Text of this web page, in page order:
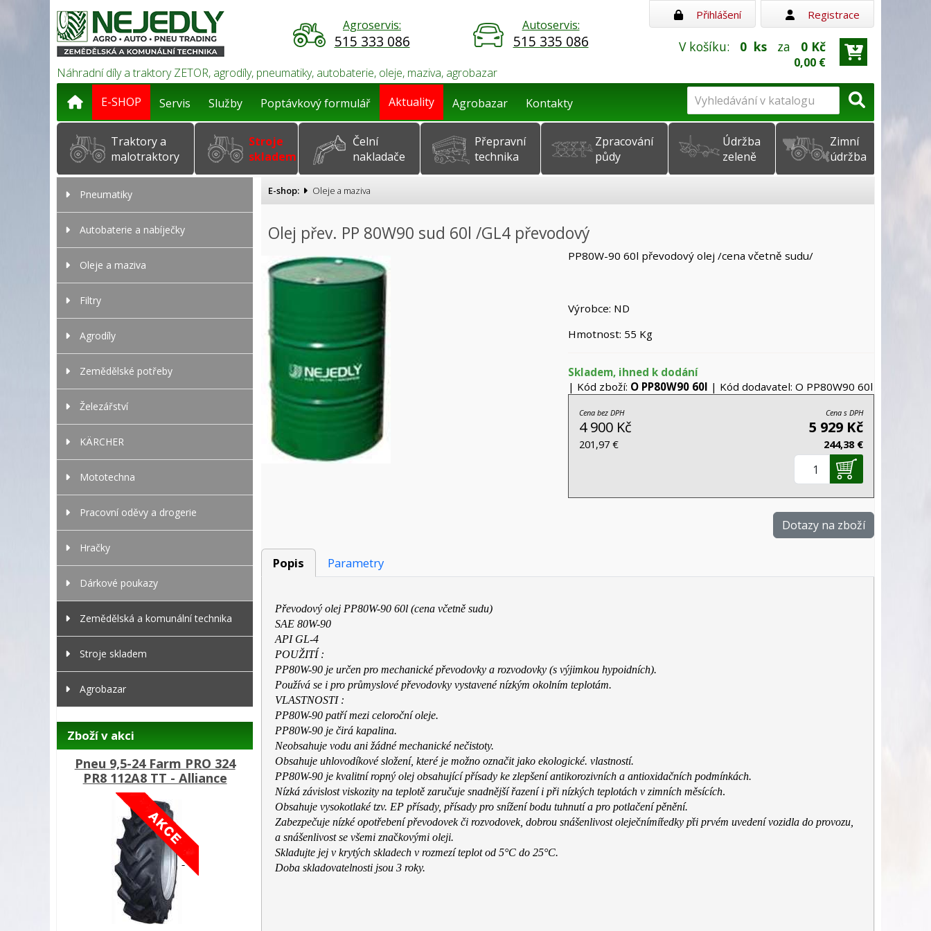
Přihlášení Registrace
Náhradní díly a traktory ZETOR, agrodíly, pneumatiky, autobaterie, oleje, maziva, agrobazar
Agroservis:
515 333 086
Autoservis:
515 335 086 V košíku: 0 ks za 0 Kč
0,00 €
E-SHOP Servis Služby Poptávkový formulář Aktuality Agrobazar Kontakty
Traktory a
malotraktory
Stroje
skladem
Čelní
nakladače
Přepravní
technika
Zpracování
půdy
Údržba
zeleně
Zimní
údržba
Pneumatiky
Autobaterie a nabíječky
Oleje a maziva
Filtry
Agrodíly
Zemědělské potřeby
Železářství
KÄRCHER
Mototechna
Pracovní oděvy a drogerie
Hračky
Dárkové poukazy
Zemědělská a komunální technika
Stroje skladem
Agrobazar
Zboží v akci
Pneu 9,5-24 Farm PRO 324
PR8 112A8 TT - Alliance
E-shop: Oleje a maziva
Olej přev. PP 80W90 sud 60l /GL4 převodový
PP80W-90 60l převodový olej /cena včetně sudu/
Výrobce: ND
Hmotnost: 55 Kg
Skladem, ihned k dodání
| Kód zboží: O PP80W90 60l | Kód dodavatel: O PP80W90 60l
Cena bez DPH
4 900 Kč
201,97 €
Cena s DPH
5 929 Kč
244,38 €
Dotazy na zboží
Popis Parametry
Převodový olej PP80W-90 60l (cena včetně sudu)
SAE 80W-90
API GL-4
POUŽITÍ :
PP80W-90 je určen pro mechanické převodovky a rozvodovky (s výjimkou hypoidních).
Používá se i pro průmyslové převodovky vystavené nízkým okolním teplotám.
VLASTNOSTI :
PP80W-90 patří mezi celoroční oleje.
PP80W-90 je čirá kapalina.
Neobsahuje vodu ani žádné mechanické nečistoty.
Obsahuje uhlovodíkové složení, které je možno označit jako ekologické. vlastností.
PP80W-90 je kvalitní ropný olej obsahující přísady ke zlepšení antikorozivních a antioxidačních podmínkách.
Nízká závislost viskozity na teplotě zaručuje snadnější řazení i při nízkých teplotách v zimních měsících.
Obsahuje vysokotlaké tzv. EP přísady, přísady pro snížení bodu tuhnutí a pro potlačení pěnění.
Zabezpečuje nízké opotřebení převodovek či rozvodovek, dobrou snášenlivost oleječnímiředky při prvém uvedení vozidla do provozu,
a snášenlivost se všemi značkovými oleji.
Skladujte jej v krytých skladech v rozmezí teplot od 5°C do 25°C.
Doba skladovatelnosti jsou 3 roky.